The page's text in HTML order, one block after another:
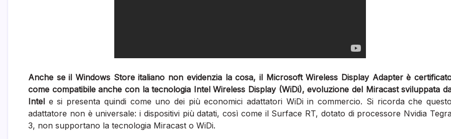
Anche se il Windows Store italiano non evidenzia la cosa, il Microsoft Wireless Display Adapter è
come compatibile anche con la tecnologia Intel Wireless Display (WiDi), evoluzione del Miracast sviluppata
Intel e si presenta quindi come uno dei più economici adattatori WiDi in commercio. Si ricorda che questo
adattatore non è universale: i dispositivi più datati, così come il Surface RT, dotato di processore Nvidia
3, non supportano la tecnologia Miracast o WiDi.